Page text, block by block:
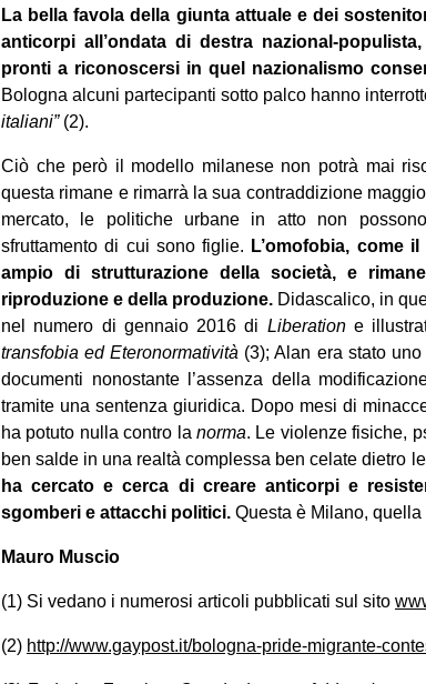
La bella favola della giunta attuale e dei
anticorpi all’ondata di destra nazional-
pronti a riconoscersi in quel nazionalismo
Bologna alcuni partecipanti sotto palco hanno
italiani”(2).
Ciò che però il modello milanese non potrà mai
questa rimane e rimarrà la sua contraddizione
mercato, le politiche urbane in atto non
sfruttamento di cui sono figlie. L’omofobia, come
ampio di strutturazione della società, e
riproduzione e della produzione. Didascalico, in
nel numero di gennaio 2016 di Liberation e
transfobia ed Eteronormatività (3); Alan era stato
documenti nonostante l’assenza della
tramite una sentenza giuridica. Dopo mesi di
ha potuto nulla contro la norma. Le violenze fisiche,
ben salde in una realtà complessa ben celate dietro
ha cercato e cerca di creare anticorpi e
sgomberi e attacchi politici. Questa è Milano,
Mauro Muscio
(1) Si vedano i numerosi articoli pubblicati sul sito
(2) http://www.gaypost.it/bologna-pride-migrante-